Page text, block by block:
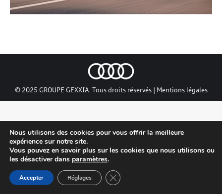
© 2025 GROUPE GEXXIA. Tous droits réservés | Mentions légales
Nous utilisons des cookies pour vous offrir la meilleure
expérience sur notre site.
Vous pouvez en savoir plus sur les cookies que nous utilisons ou
les désactiver dans paramètres.
Accepter Réglages Close GDPR Cookie Banner